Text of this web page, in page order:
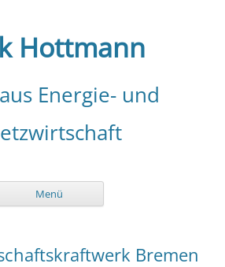
Hottmann
Energie- und
Menü
Bremen